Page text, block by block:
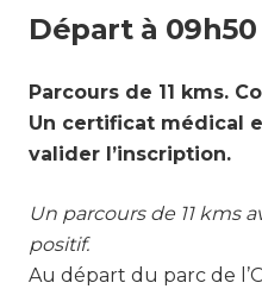
Départ à 09h50
Parcours de 11 kms.
Un certificat médical
valider l’inscription.
Un parcours de 11 kms
positif.
Au départ du parc de